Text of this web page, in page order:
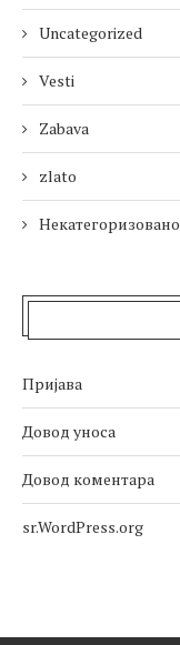
Uncategorized
Vesti
Zabava
zlato
Некатегоризовано
Пријава
Довод уноса
Довод коментара
sr.WordPress.org